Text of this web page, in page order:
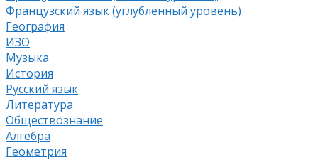
Французский язык (углубленный уровень)
География
ИЗО
Музыка
История
Русский язык
Литература
Обществознание
Алгебра
Геометрия